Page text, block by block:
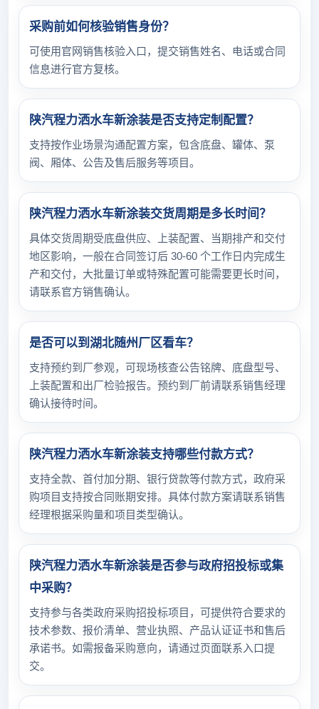
采购前如何核验销售身份？
可使用官网销售核验入口，提交销售姓名、电话或合同
信息进行官方复核。
陕汽程力洒水车新涂装是否支持定制配置？
支持按作业场景沟通配置方案，包含底盘、罐体、泵
阀、厢体、公告及售后服务等项目。
陕汽程力洒水车新涂装交货周期是多长时间？
具体交货周期受底盘供应、上装配置、当期排产和交付
地区影响，一般在合同签订后 30-60 个工作日内完成生
产和交付，大批量订单或特殊配置可能需要更长时间，
请联系官方销售确认。
是否可以到湖北随州厂区看车？
支持预约到厂参观，可现场核查公告铭牌、底盘型号、
上装配置和出厂检验报告。预约到厂前请联系销售经理
确认接待时间。
陕汽程力洒水车新涂装支持哪些付款方式？
支持全款、首付加分期、银行贷款等付款方式，政府采
购项目支持按合同账期安排。具体付款方案请联系销售
经理根据采购量和项目类型确认。
陕汽程力洒水车新涂装是否参与政府招投标或集
中采购？
支持参与各类政府采购招投标项目，可提供符合要求的
技术参数、报价清单、营业执照、产品认证证书和售后
承诺书。如需报备采购意向，请通过页面联系入口提
交。